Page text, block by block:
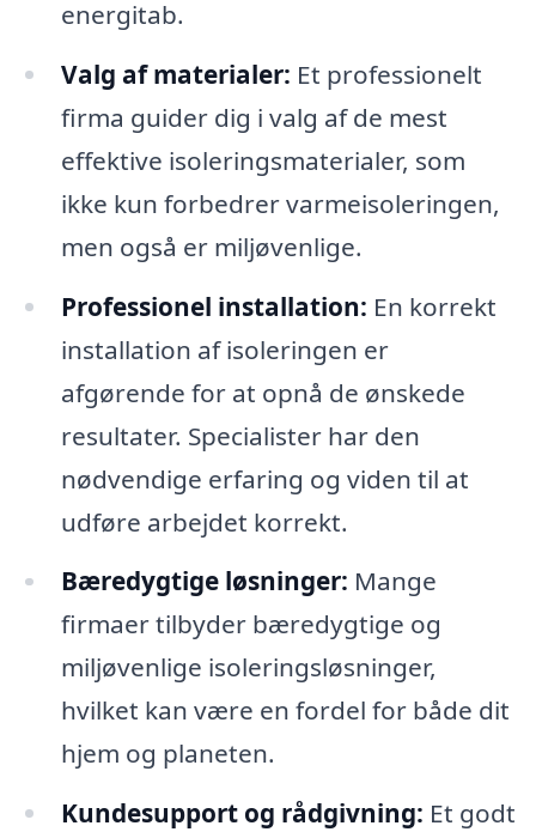
energitab.
Valg af materialer: Et professionelt
firma guider dig i valg af de mest
effektive isoleringsmaterialer, som
ikke kun forbedrer varmeisoleringen,
men også er miljøvenlige.
Professionel installation: En korrekt
installation af isoleringen er
afgørende for at opnå de ønskede
resultater. Specialister har den
nødvendige erfaring og viden til at
udføre arbejdet korrekt.
Bæredygtige løsninger: Mange
firmaer tilbyder bæredygtige og
miljøvenlige isoleringsløsninger,
hvilket kan være en fordel for både dit
hjem og planeten.
Kundesupport og rådgivning: Et godt